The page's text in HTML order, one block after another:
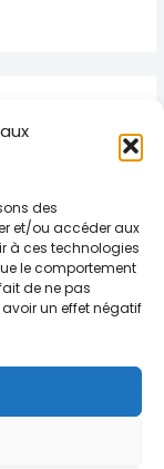
des
et/ou accéder aux
à ces technologies
le comportement
de ne pas
un effet négatif